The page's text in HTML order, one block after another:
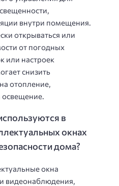
внутри помещения.
открываться или
от погодных
или настроек
снизить
отопление,
в
окнах
дома?
окна
видеонаблюдения,